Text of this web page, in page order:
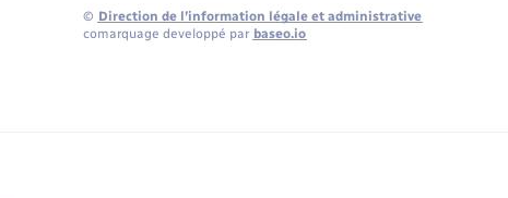
© Direction de l’information légale et administrative
comarquage developpé par baseo.io